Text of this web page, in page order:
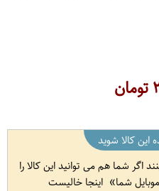
تومان
کالا شوید
اگر شما هم می توانید این کالا را
شما اینجا خالیست